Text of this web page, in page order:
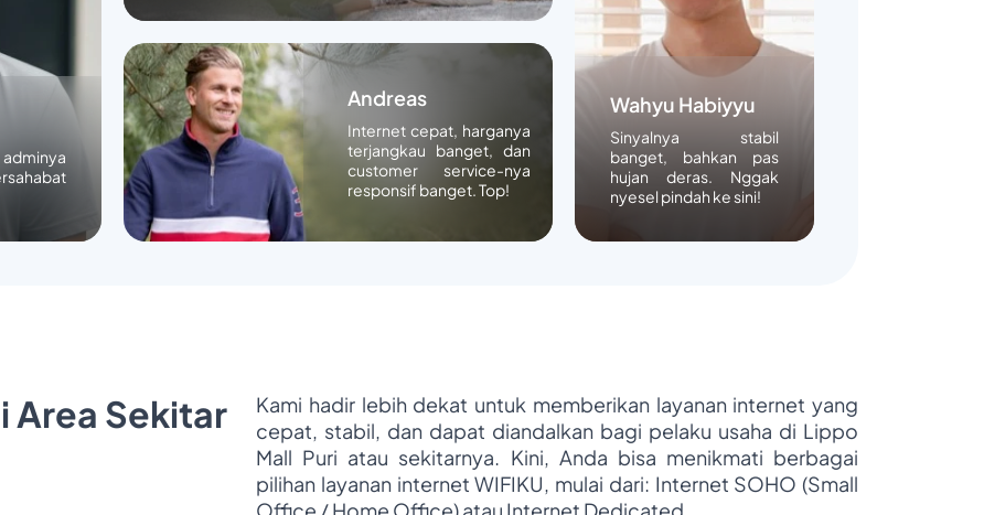
Wahyu Habiyyu
Sinyalnya stabil
banget, bahkan pas
hujan deras. Nggak
nyesel pindah ke sini!
Andreas
Internet cepat, harganya
terjangkau banget, dan
customer service-nya
responsif banget. Top!
Area Sekitar
Kami hadir lebih dekat untuk memberikan layanan internet yang
cepat, stabil, dan dapat diandalkan bagi pelaku usaha di Lippo
Mall Puri atau sekitarnya. Kini, Anda bisa menikmati berbagai
pilihan layanan internet WIFIKU, mulai dari: Internet SOHO (Small